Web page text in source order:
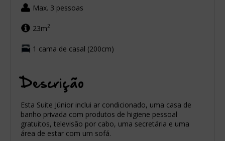
Max. 3 pessoas
23m2
1 cama de casal (200cm)
Descrição
Esta Suite Júnior inclui ar condicionado, uma casa de
banho privada com produtos de higiene pessoal
gratuitos, televisão por cabo, uma secretária e uma
área de estar com um sofá.